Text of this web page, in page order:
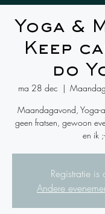
Yoga &
Keep
do
ma 28 dec
  |
Maandagavond, Yoga-
geen fratsen, gewoon
en ik
Registratie is
Andere